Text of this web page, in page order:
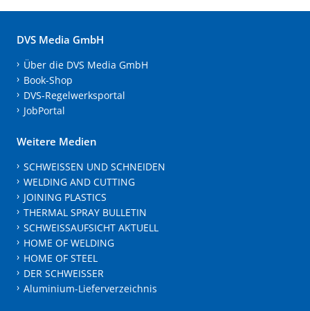
DVS Media GmbH
Über die DVS Media GmbH
Book-Shop
DVS-Regelwerksportal
JobPortal
Weitere Medien
SCHWEISSEN UND SCHNEIDEN
WELDING AND CUTTING
JOINING PLASTICS
THERMAL SPRAY BULLETIN
SCHWEISSAUFSICHT AKTUELL
HOME OF WELDING
HOME OF STEEL
DER SCHWEISSER
Aluminium-Lieferverzeichnis